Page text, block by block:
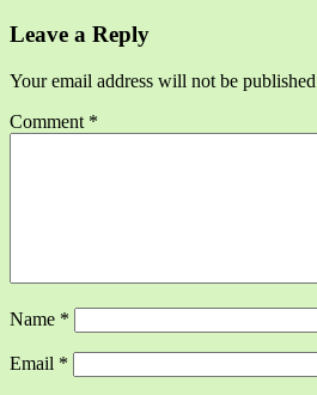
Leave a Reply
Your email address will not be
Comment *
Name *
Email *